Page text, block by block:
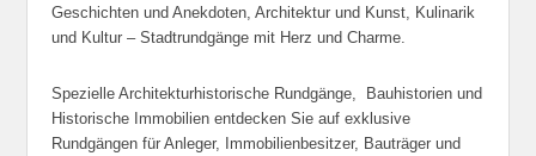
Geschichten und Anekdoten, Architektur und Kunst, Kulinarik
und Kultur – Stadtrundgänge mit Herz und Charme.
Spezielle Architekturhistorische Rundgänge, Bauhistorien und
Historische Immobilien entdecken Sie auf exklusive
Rundgängen für Anleger, Immobilienbesitzer, Bauträger und